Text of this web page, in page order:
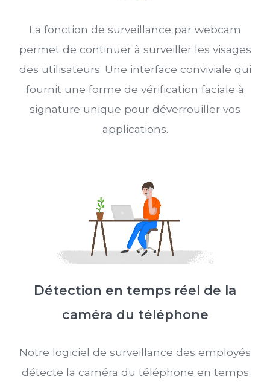
La fonction de surveillance par webcam
permet de continuer à surveiller les visages
des utilisateurs. Une interface conviviale qui
fournit une forme de vérification faciale à
signature unique pour déverrouiller vos
applications.
Détection en temps réel de la
caméra du téléphone
Notre logiciel de surveillance des employés
détecte la caméra du téléphone en temps